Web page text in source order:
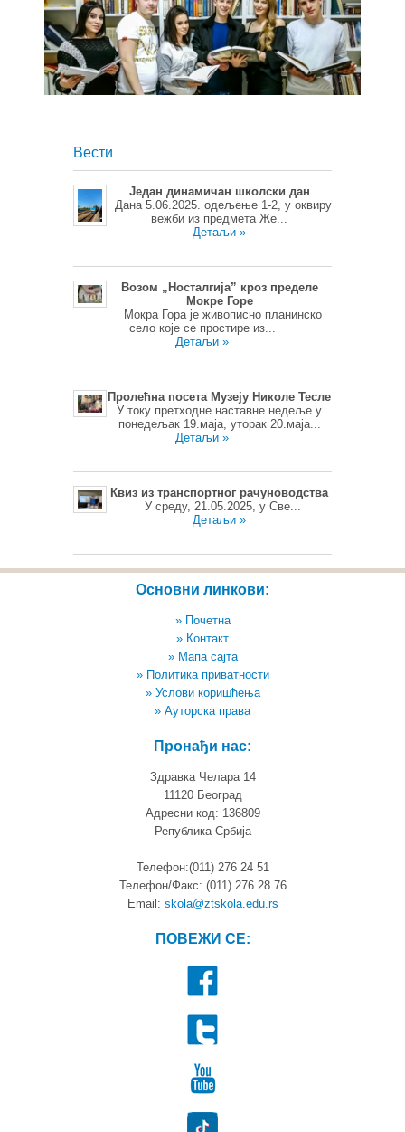
Вести
Један динамичан школски дан
Дана 5.06.2025. одељење 1-2, у оквиру
вежби из предмета Же...
Детаљи »
Возом „Носталгија” кроз пределе
Мокре Горе
Мокра Гора је живописно планинско
село које се простире из...
Детаљи »
Пролећна посета Музеју Николе Тесле
У току претходне наставне недеље у
понедељак 19.маја, уторак 20.маја...
Детаљи »
Квиз из транспортног рачуноводства
У среду, 21.05.2025, у Све...
Детаљи »
Основни линкови:
» Почетна
» Контакт
» Мапа сајта
» Политика приватности
» Услови коришћења
» Ауторска права
Пронађи нас:
Здравка Челара 14
11120 Београд
Адресни код: 136809
Република Србија
Телефон:(011) 276 24 51
Телефон/Факс: (011) 276 28 76
Email: skola@ztskola.edu.rs
ПОВЕЖИ СЕ: